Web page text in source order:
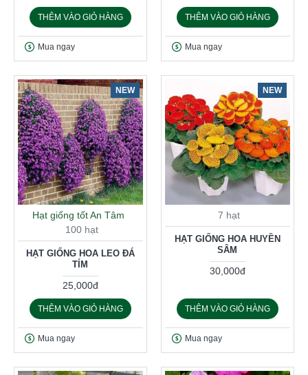
THÊM VÀO GIỎ HÀNG
Mua ngay
THÊM VÀO GIỎ HÀNG
Mua ngay
NEW
Hạt giống tốt An Tâm
100 hạt
HẠT GIỐNG HOA LEO ĐÁ
TÍM
25,000đ
THÊM VÀO GIỎ HÀNG
Mua ngay
NEW
7 hạt
HẠT GIỐNG HOA HUYỀN
SÂM
30,000đ
THÊM VÀO GIỎ HÀNG
Mua ngay